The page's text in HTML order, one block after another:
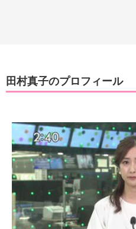
田村真子のプロフィール